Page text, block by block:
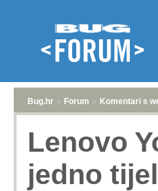
Bug.hr » Forum » Komentari s
Lenovo
jedno